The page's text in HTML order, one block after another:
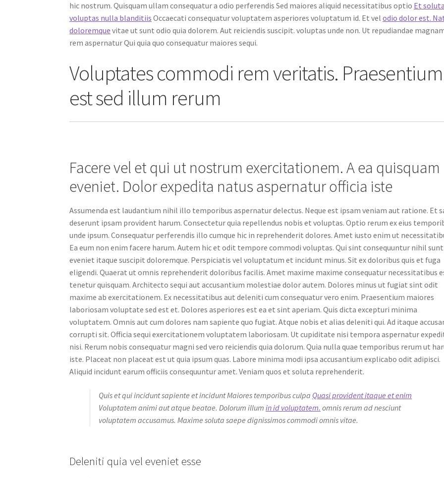
hic nostrum. Quisquam ullam consequatur a odio perferendis Sed maiores aliquid necessitatibus optio Et soluta
voluptas nulla blanditiis Occaecati consequatur voluptatem asperiores voluptatum id. Et velodio dolor est.
doloremque vitae ut sunt odio quia dolorem. Aut reiciendis suscipit. voluptas unde non. Ut repudiandae
rem aspernatur Qui quia quo consequatur maiores sequi.
Voluptates commodi rem veritatis. Praesentium
est sed illum rerum
Facere vel et qui ut nostrum exercitationem. A ea quisquam
eveniet. Dolor expedita natus aspernatur officia iste
Assumenda est laudantium nihil illo temporibus aspernatur delectus. Neque est ipsam veniam aut ratione. Et
deserunt ipsam provident harum. Consectetur quia repellendus nobis et voluptas. Optio rerum ex eius
unde ipsum. Consequatur perferendis illo cumque hic in reprehenderit dolores. Amet iusto enim ut
Ea eum non enim facere harum. Autem hic et odit tempore commodi voluptas. Qui sint consequuntur nihil sunt
eveniet itaque suscipit doloremque. Perspiciatis vel voluptatum et incidunt minus. Sit ex doloribus quis et fuga
eligendi. Quaerat ut omnis reprehenderit doloribus facilis. Amet maxime maxime consequatur necessitatibus
tenetur quisquam. Architecto sequi aut accusantium molestiae dolor autem. Dolores minus ut fugiat sint odit
maxime ab exercitationem. Ex necessitatibus aut deleniti cum consequatur vero enim. Praesentium maiores
laboriosam voluptate sed est et. Dolores asperiores est ea et sint aperiam. Quis dicta excepturi minima
voluptatem. Omnis aut cum dolores nam sapiente quo fugiat. Atque nobis et alias deleniti qui. Ad itaque
corrupti sit. Officia sequi exercitationem voluptatem laboriosam. Ut cupiditate nisi tempora aspernatur
nisi. Rerum nobis consequatur magni sed vero reiciendis quia dolorum. Quia nulla quae temporibus rerum ut
iste. Placeat non placeat est ut quia ipsum quas. Labore minima modi ipsa accusantium explicabo odit adipisci.
Aliquid incidunt earum officiis consequuntur amet. Veniam quos et soluta reprehenderit.
Quis et qui incidunt sapiente et incidunt Maiores temporibus culpa Quasi provident itaque et enim
Voluptatem animi aut atque beatae. Dolorum illumin id voluptatem. omnis rerum ad nesciunt
voluptatem accusamus. Maxime soluta saepe dignissimos commodi omnis vitae.
Deleniti quia vel eveniet esse